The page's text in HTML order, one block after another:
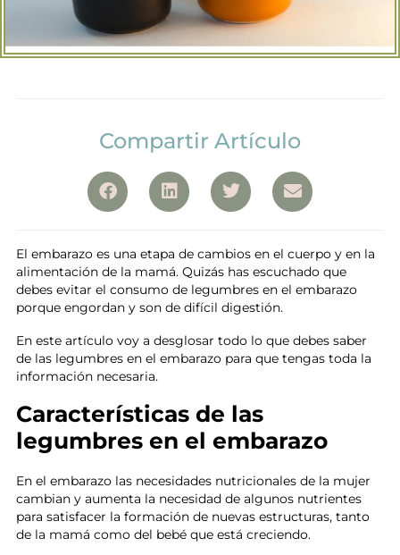
Compartir Artículo
El embarazo es una etapa de cambios en el cuerpo y en la
alimentación de la mamá. Quizás has escuchado que
debes evitar el consumo de legumbres en el embarazo
porque engordan y son de difícil digestión.
En este artículo voy a desglosar todo lo que debes saber
de las legumbres en el embarazo para que tengas toda la
información necesaria.
Características de las
legumbres en el embarazo
En el embarazo las necesidades nutricionales de la mujer
cambian y aumenta la necesidad de algunos nutrientes
para satisfacer la formación de nuevas estructuras, tanto
de la mamá como del bebé que está creciendo.